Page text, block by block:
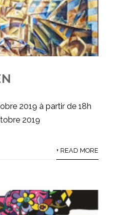
2019 à partir de 18h
2019
+ READ MORE